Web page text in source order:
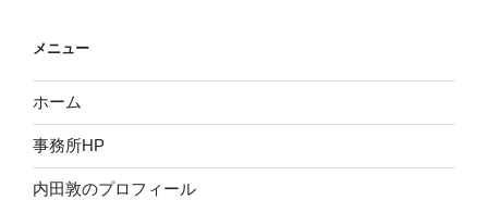
メニュー
ホーム
事務所HP
内田敦のプロフィール